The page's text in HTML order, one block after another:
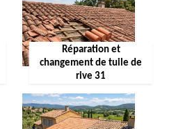
Réparation et
changement de tuile de
rive 31